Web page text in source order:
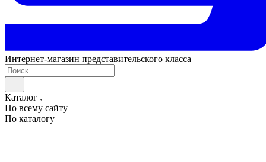
Интернет-магазин представительского класса
Каталог
По всему сайту
По каталогу